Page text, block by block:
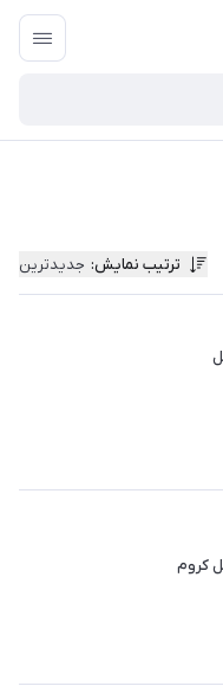
ترتیب نمایش: جدیدترین